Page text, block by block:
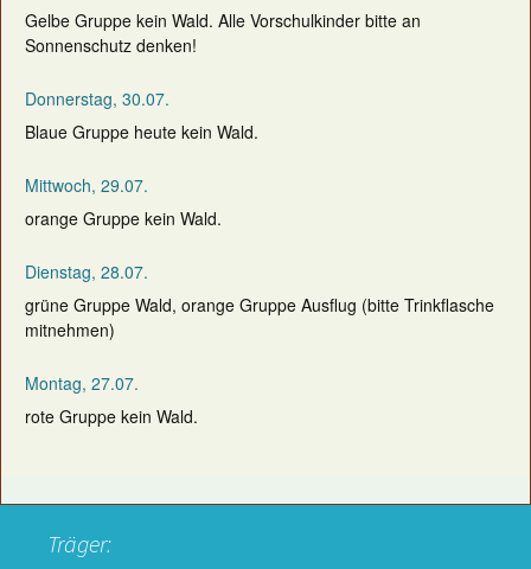
Gelbe Gruppe kein Wald. Alle Vorschulkinder bitte an
Sonnenschutz denken!
Donnerstag, 30.07.
Blaue Gruppe heute kein Wald.
Mittwoch, 29.07.
orange Gruppe kein Wald.
Dienstag, 28.07.
grüne Gruppe Wald, orange Gruppe Ausflug (bitte Trinkflasche
mitnehmen)
Montag, 27.07.
rote Gruppe kein Wald.
Träger: